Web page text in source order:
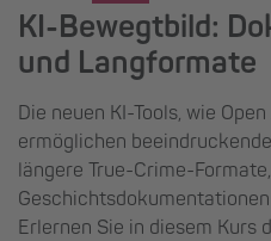
KI-Bewegtbild:
und Langformate
Die neuen KI-Tools, wie
ermöglichen
längere True-Crime-Formate,
Erlernen Sie in diesem Kurs